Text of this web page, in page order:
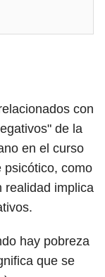
con
de la
en el curso
psicótico, como
realidad implica
hay pobreza
que se